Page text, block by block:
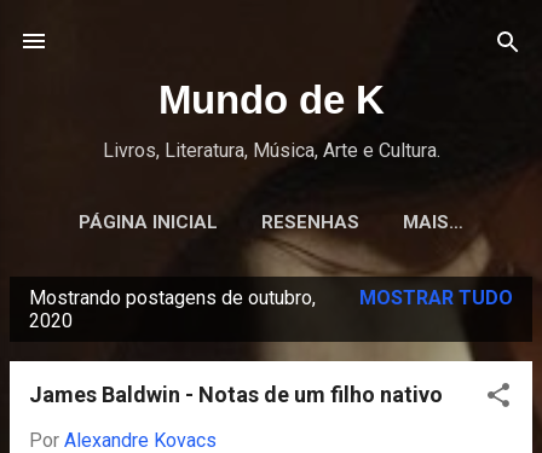
Mundo de K
Livros, Literatura, Música, Arte e Cultura.
PÁGINA INICIAL RESENHAS MAIS…
Mostrando postagens de outubro,
2020
MOSTRAR TUDO
James Baldwin - Notas de um filho nativo
Por Alexandre Kovacs